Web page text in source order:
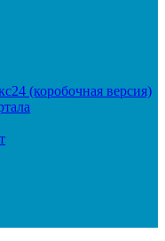
(коробочная версия)